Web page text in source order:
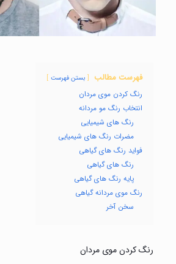
فهرست مطالب بستن فهرست
رنگ کردن موی مردان
انتخاب رنگ مو مردانه
رنگ های شیمیایی
مضرات رنگ های شیمیایی
فواید رنگ های گیاهی
رنگ های گیاهی
پایه رنگ های گیاهی
رنگ موی مردانه گیاهی
سخن آخر
رنگ کردن موی مردان